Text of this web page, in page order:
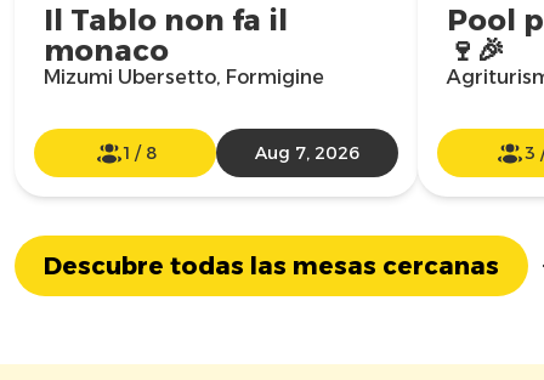
Il Tablo non fa il
monaco
Mizumi Ubersetto, Formigine
1 / 8 Aug 7, 2026
Pool
🍷🎉
3
Descubre todas las mesas cercanas